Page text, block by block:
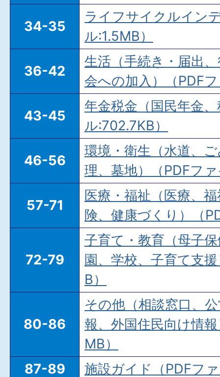
34-35
ライフサイクルイン
ル:1.5MB）
36-42
生活（手続き・届出
会への加入）（PDF
43-45
年金税金（国民年金
ル:702.7KB）
46-56
環境・衛生（水道、
理、墓地）（PDFフ
57-71
医療・福祉（医療、
険、健康づくり）（
72-79
子育て・教育（母子
園、学校、子育て支
B）
80-86
その他（相談窓口、
報、外国住民向け情
MB）
87-89
施設ガイド（PDFフ